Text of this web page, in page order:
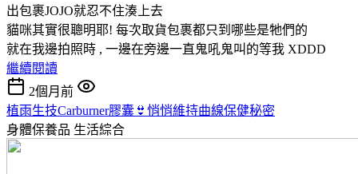
出包裹JOJO就忍不住湊上去
貓咪其實很聰明耶! 每次取貨包裹都只到哪些是牠們的
就在我邊拍照時 , 一邊在旁邊一直鬼吼鬼叫的等我 XDDD
繼續閱讀
2個月前
植雨生技Carburner膠囊👙悄悄維持曲線保健秘密
身體保養品 生活綜合